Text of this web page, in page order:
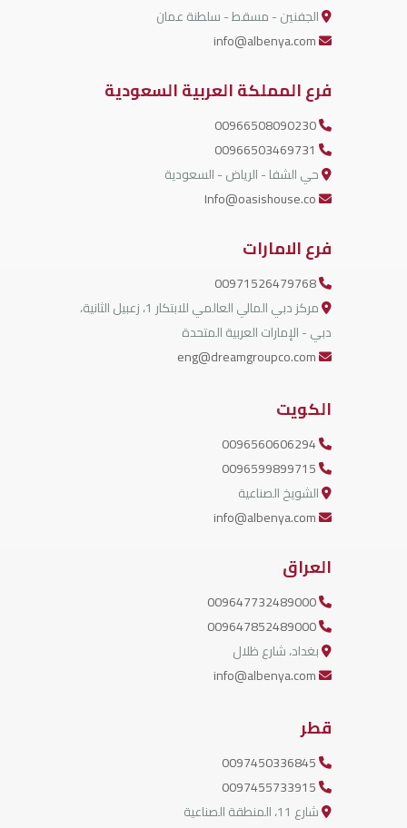
الجفنين - مسقط - سلطنة عمان
فرع المملكة العربية السعودية
حي الشفا - الرياض - السعودية
فرع الامارات
مركز دبي المالي العالمي للابتكار 1، زعبيل الثانية،
دبي - الإمارات العربية المتحدة
الكويت
الشويخ الصناعية
العراق
بغداد، شارع ظلال
قطر
شارع 11، المنطقة الصناعية